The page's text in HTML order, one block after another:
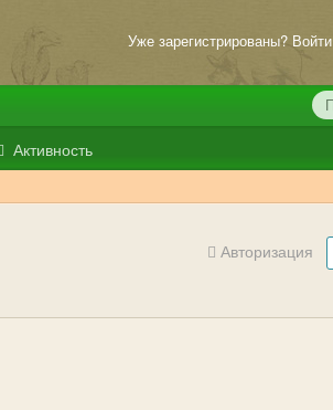
Уже зарегистрированы? Войти
Активность
Авторизация